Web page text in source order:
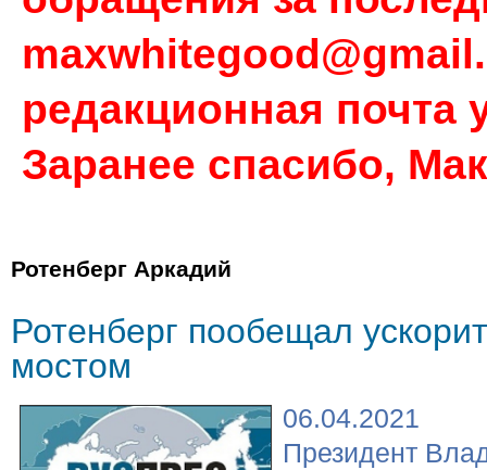
редакционная почта
Заранее спасибо,
Ротенберг Аркадий
Ротенберг пообещал
мостом
06.04.2021
Президент